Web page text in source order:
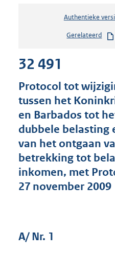
Authentieke
Gerelateerd
32 491
Protocol tot
tussen het
en Barbados tot
dubbele belasting
van het ontgaan
betrekking tot
inkomen, met
27 november 2009
A/ Nr. 1